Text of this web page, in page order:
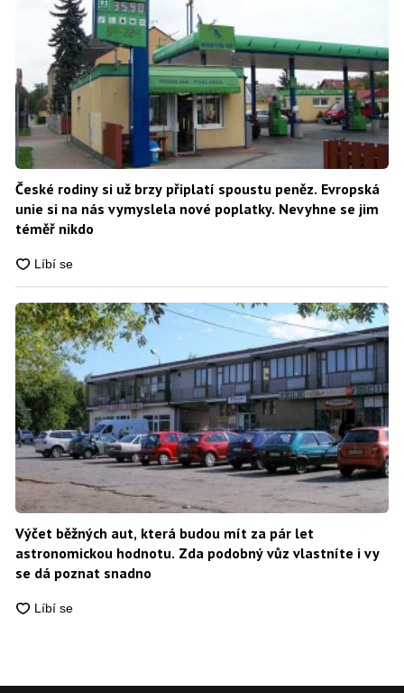
České rodiny si už brzy připlatí spoustu peněz. Evropská
unie si na nás vymyslela nové poplatky. Nevyhne se jim
téměř nikdo
Výčet běžných aut, která budou mít za pár let
astronomickou hodnotu. Zda podobný vůz vlastníte i vy
se dá poznat snadno